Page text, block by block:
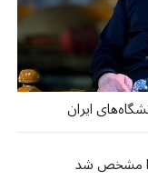
مشخص شد